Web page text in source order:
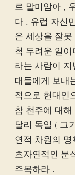
로 말미암아 ,
다 . 유럽 자신
온 세상을 잘
척 두려운 일이
라는 사람이
대들에게 보내
적으로 현대인
참 천주에 대
달리 독일 ( 그
연적 차원의
초자연적인 분
주목하라 .